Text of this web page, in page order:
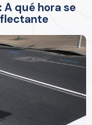
qué hora se